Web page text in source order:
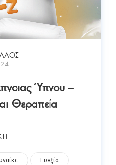
Ύπνου –
Θεραπεία
Ευεξία